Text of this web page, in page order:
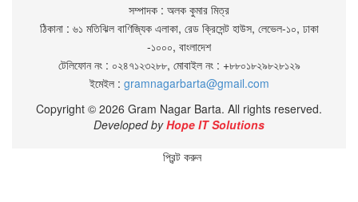
সম্পাদক : অলক কুমার মিত্র
ঠিকানা : ৬১ মতিঝিল বাণিজ্যিক এলাকা, রেড ক্রিসেন্ট হাউস, লেভেল-১০, ঢাকা
-১০০০, বাংলাদেশ
টেলিফোন নং : ০২৪৭১২৩২৮৮, মোবাইল নং : +৮৮০১৮২৯৮২৮১২৯
ইমেইল : gramnagarbarta@gmail.com
Copyright © 2026 Gram Nagar Barta. All rights reserved.
Developed byHope IT Solutions
প্রিন্ট করুন